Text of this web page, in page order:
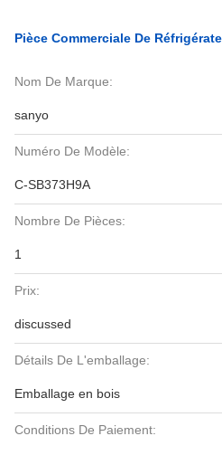
Pièce Commerciale De
Nom De Marque:
sanyo
Numéro De Modèle:
C-SB373H9A
Nombre De Pièces:
1
Prix:
discussed
Détails De L'emballage:
Emballage en bois
Conditions De Paiement: